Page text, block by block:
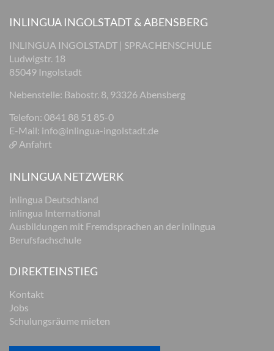
INLINGUA INGOLSTADT & ABENSBERG
INLINGUA INGOLSTADT | SPRACHENSCHULE
Ludwigstr. 18
85049 Ingolstadt
Nebenstelle: Babostr. 8, 93326 Abensberg
Telefon: 0841 88 51 85-0
E-Mail: info@inlingua-ingolstadt.de
Anfahrt
INLINGUA NETZWERK
inlingua Deutschland
inlingua International
Ausbildungen mit Fremdsprachen an der inlingua
Berufsfachschule
DIREKTEINSTIEG
Kontakt
Jobs
Schulungsräume mieten